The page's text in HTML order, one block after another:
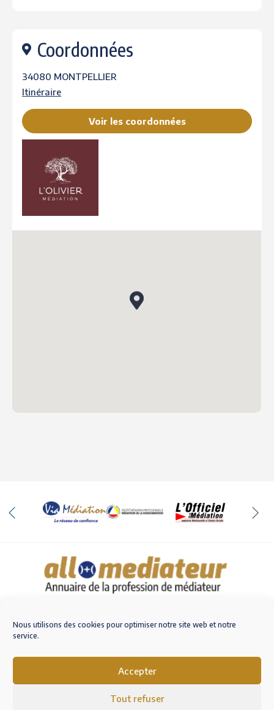
Nous utilisons des cookies pour optimiser notre site web et notre
service.
Accepter
Tout refuser
Coordonnées
34080 MONTPELLIER
Itinéraire
Voir les coordonnées
M'inscrire sur AlloMediateur